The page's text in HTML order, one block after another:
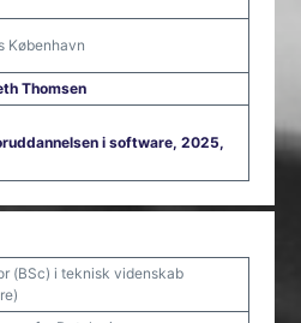
København
Thomsen
i software, 2025,
(BSc) i teknisk videnskab